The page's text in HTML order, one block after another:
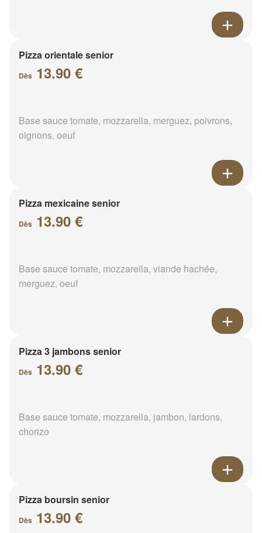
Pizza orientale senior
Dès 13.90 €
Base sauce tomate, mozzarella, merguez, poivrons,
oignons, oeuf
Pizza mexicaine senior
Dès 13.90 €
Base sauce tomate, mozzarella, viande hachée,
merguez, oeuf
Pizza 3 jambons senior
Dès 13.90 €
Base sauce tomate, mozzarella, jambon, lardons,
chorizo
Pizza boursin senior
Dès 13.90 €